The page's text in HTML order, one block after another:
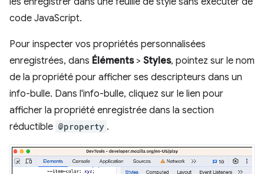
code JavaScript.
Pour inspecter vos propriétés personnalisées
enregistrées, dans Éléments> Styles, pointez sur le nom
de la propriété pour afficher ses descripteurs dans un
info-bulle. Dans l'info-bulle, cliquez sur le lien pour
afficher la propriété enregistrée dans la section
réductible @property .